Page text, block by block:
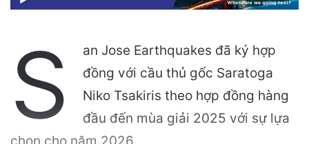
S
an Jose Earthquakes đã ký hợp
đồng với cầu thủ gốc Saratoga
Niko Tsakiris theo hợp đồng hàng
đầu đến mùa giải 2025 với sự lựa